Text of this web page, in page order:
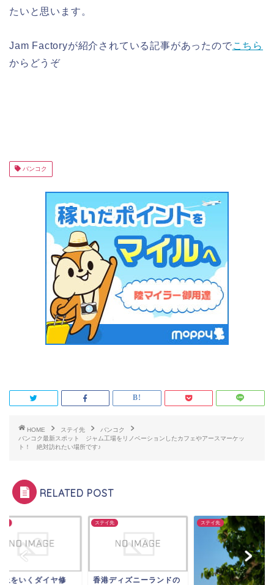
たいと思います。
Jam Factoryが紹介されている記事があったのでこちら
からどうぞ
バンコク
HOME ステイ先
バンコク
バンコク最新スポット ジャム工場をリノベーションしたカフェやアースマーケッ
ト！ 絶対訪れたい場所です♪
RELATED POST
ディズニーランドの
ステイ先 SFC修行
更に上をいくダイヤ